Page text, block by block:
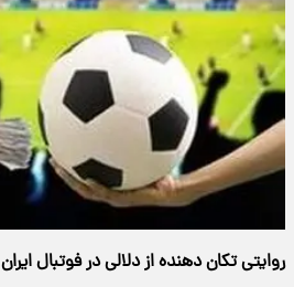
روایتی تکان دهنده از دلالی در فوتبال ایران